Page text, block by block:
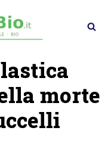
morte